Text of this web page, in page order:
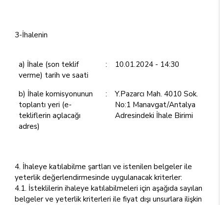
3-İhalenin
a) İhale (son teklif
verme) tarih ve saati
: 10.01.2024 - 14:30
b) İhale komisyonunun
toplantı yeri (e-
tekliflerin açılacağı
adres)
:
Y.Pazarcı Mah. 4010 Sok.
No:1 Manavgat/Antalya
Adresindeki İhale Birimi
4. İhaleye katılabilme şartları ve istenilen belgeler ile
yeterlik değerlendirmesinde uygulanacak kriterler:
4.1. İsteklilerin ihaleye katılabilmeleri için aşağıda sayılan
belgeler ve yeterlik kriterleri ile fiyat dışı unsurlara ilişkin